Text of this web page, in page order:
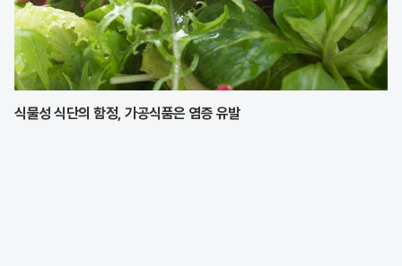
식물성 식단의 함정, 가공식품은 염증 유발